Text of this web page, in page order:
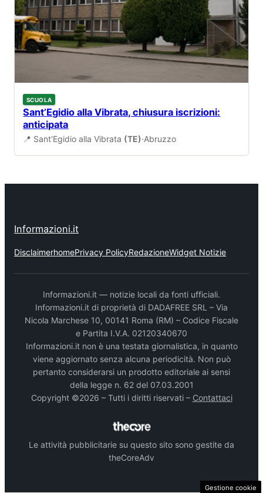
SCUOLA
Sant’Egidio alla Vibrata, chiusura iscrizioni:
anticipata
📍 Sant'Egidio alla Vibrata (TE)·Abruzzo
Informazioni.it
DisclaimerhomePrivacy PolicyRedazioneWidget Notizie
Informazioni.it — notizie locali da fonti ufficiali.
Informazioni.it di proprietà di DADAFREE SRL – Via
Nicola Marchese 10, 00141 Roma (RM) – Codice Fiscale
e Partita I.V.A. 02120340670
Informazioni.it non è una testata giornalistica, in quanto
viene aggiornato senza alcuna periodicità. Non può
pertanto considerarsi un prodotto editoriale ai sensi
della legge n. 62 del 07.03.2001
Copyright ©2026 – Tutti i diritti riservati – Contattaci
Le attività pubblicitarie su questo sito sono gestite da
theCoreAdv
Gestione cookie